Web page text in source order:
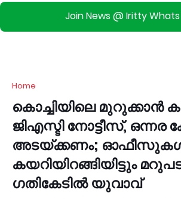
Join News @ Iritty
Home
കൊച്ചിയിലെ മുറുക്കാൻ
ജിഎസ്ടി നോട്ടീസ്, ഒന്നര
അടയ്ക്കണം;
കയറിയിറങ്ങിയിട്ടും
ഗതികേടിൽ യുവാവ്